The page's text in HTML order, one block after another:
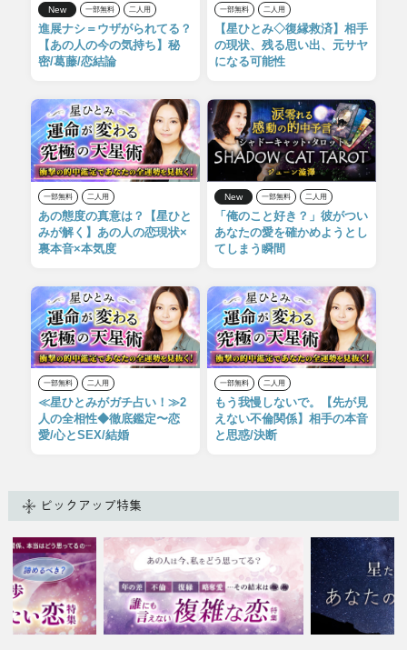
New 一部無料 二人用
進展ナシ＝ウザがられてる？
【あの人の今の気持ち】秘
密/葛藤/恋結論
一部無料 二人用
【星ひとみ◇復縁救済】相手
の現状、残る思い出、元サヤ
になる可能性
一部無料 二人用
あの態度の真意は？【星ひと
みが解く】あの人の恋現状×
裏本音×本気度
New 一部無料 二人用
「俺のこと好き？」彼がつい
あなたの愛を確かめようとし
てしまう瞬間
一部無料 二人用
≪星ひとみがガチ占い！≫2
人の全相性◆徹底鑑定〜恋
愛/心とSEX/結婚
一部無料 二人用
もう我慢しないで。【先が見
えない不倫関係】相手の本音
と思惑/決断
ピックアップ特集